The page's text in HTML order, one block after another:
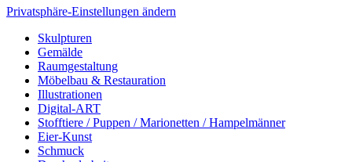
Privatsphäre-Einstellungen ändern
Skulpturen
Gemälde
Raumgestaltung
Möbelbau & Restauration
Illustrationen
Digital-ART
Stofftiere / Puppen / Marionetten / Hampelmänner
Eier-Kunst
Schmuck